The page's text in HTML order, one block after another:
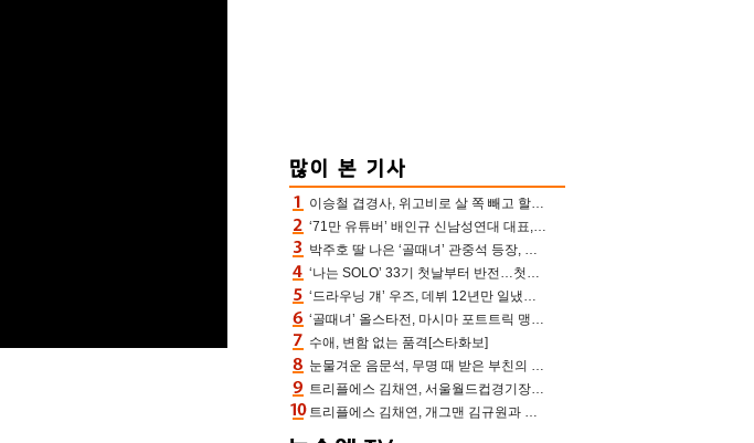
이승철 겹경사, 위고비로 살 쪽 빼고 할아버지 된다‥마음으로 낳은 딸 임신 자랑(유퀴즈)
‘71만 유튜버’ 배인규 신남성연대 대표, 오늘(5일) 숨진 채 발견…향년 36세
박주호 딸 나은 ‘골때녀’ 관중석 등장, 김민재 복제인간 보고 혼란 [결정적장면]
‘나는 SOLO’ 33기 첫날부터 반전…첫인상 0표 영호, 호감남 급부상
‘드라우닝 걔’ 우즈, 데뷔 12년만 일냈다…체조경기장 입성 확정
‘골때녀’ 올스타전, 마시마 포트트릭 맹추격전 5:4 골 잔치 ‘짜릿’ [어제TV]
수애, 변함 없는 품격[스타화보]
눈물겨운 음문석, 무명 때 받은 부친의 전재산→폐암 父 세상 떠나기 전 여행(유퀴즈)[어제TV]
트리플에스 김채연, 서울월드컵경기장에 뜬 맨시티 여신 [포토엔HD]
트리플에스 김채연, 개그맨 김규원과 함께 프리뷰쇼 진행 [포토엔HD]